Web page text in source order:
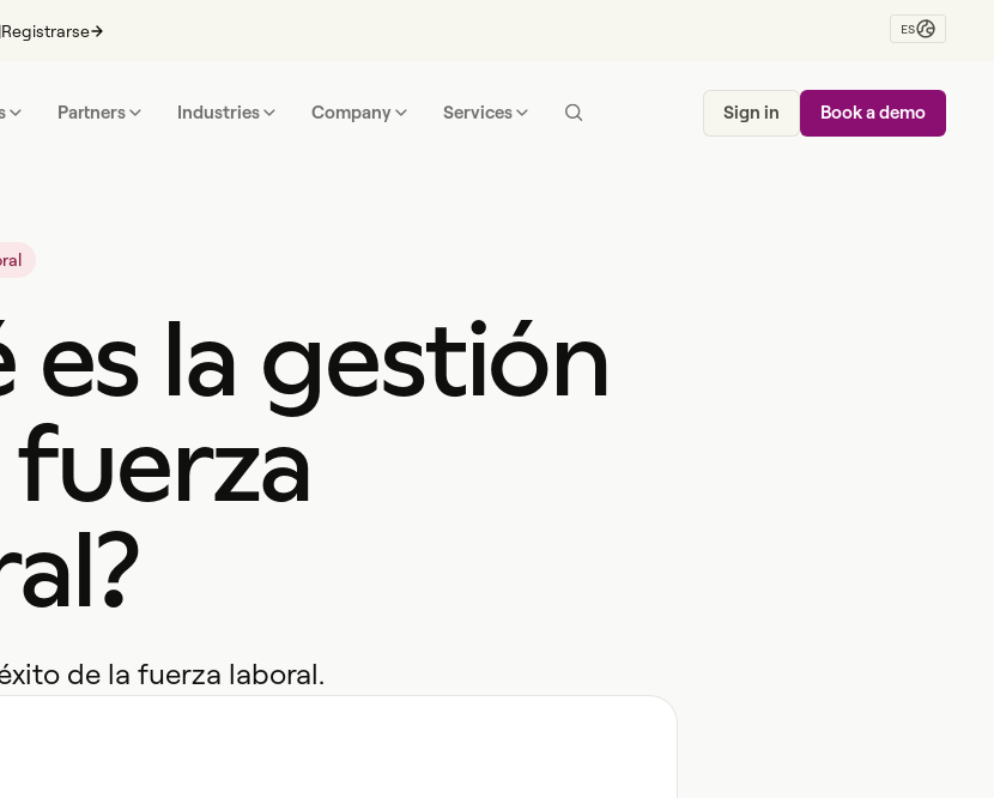
|Registrarse ES
Partners Industries Company Services Sign in Book a demo
es la gestión
de la fuerza laboral.